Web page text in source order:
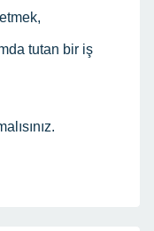
tutan bir iş